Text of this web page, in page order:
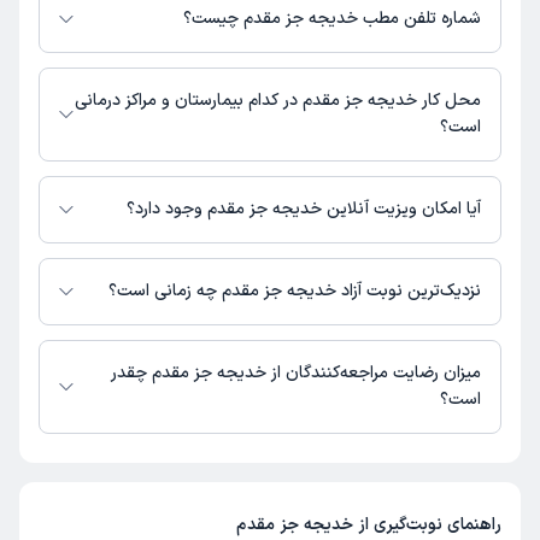
زیر است.
زنجان، خیابان زینبیه شرقی، خیابان دلجوئی، ساختمان پزشکان نسیم، طبقه
شماره تلفن مطب خدیجه جز مقدم چیست؟
مطب خیابان زینبیه شرقی : 02433369831
محل کار خدیجه جز مقدم در کدام بیمارستان و مراکز درمانی
است؟
اطلاعاتی درباره محل فعالیت خدیجه جز مقدم در مراکز درمانی در دسترس
نیست.
آیا امکان ویزیت آنلاین خدیجه جز مقدم وجود دارد؟
در حال حاضر اطلاعاتی درباره ارائه ویزیت آنلاین توسط خدیجه جز مقدم در
دسترس نیست. برای دریافت اطلاعات دقیق‌تر، لطفاً با مطب تماس بگیرید.
نزدیک‌ترین نوبت آزاد خدیجه جز مقدم چه زمانی است؟
خدیجه جز مقدم از روز شنبه 17 مرداد 1405 بیمار جدید می‌پذیرند.
میزان رضایت مراجعه‌کنندگان از خدیجه جز مقدم چقدر
است؟
راهنمای نوبت‌گیری از خدیجه جز مقدم